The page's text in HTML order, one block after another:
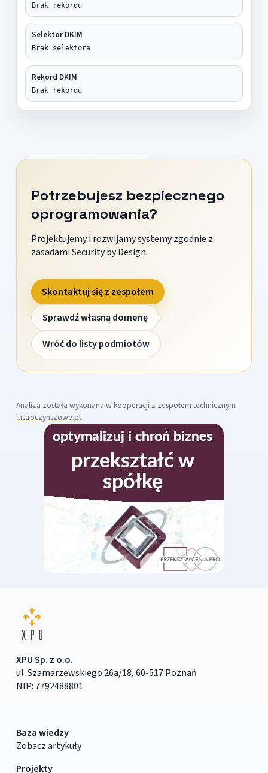
Brak rekordu
Selektor DKIM
Brak selektora
Rekord DKIM
Brak rekordu
Potrzebujesz bezpiecznego
oprogramowania?
Projektujemy i rozwijamy systemy zgodnie z
zasadami Security by Design.
Skontaktuj się z zespołem
Sprawdź własną domenę
Wróć do listy podmiotów
Analiza została wykonana w kooperacji z zespołem technicznym
lustroczynszowe.pl.
XPU Sp. z o.o.
ul. Szamarzewskiego 26a/18, 60-517 Poznań
NIP: 7792488801
Baza wiedzy
Zobacz artykuły
Projekty